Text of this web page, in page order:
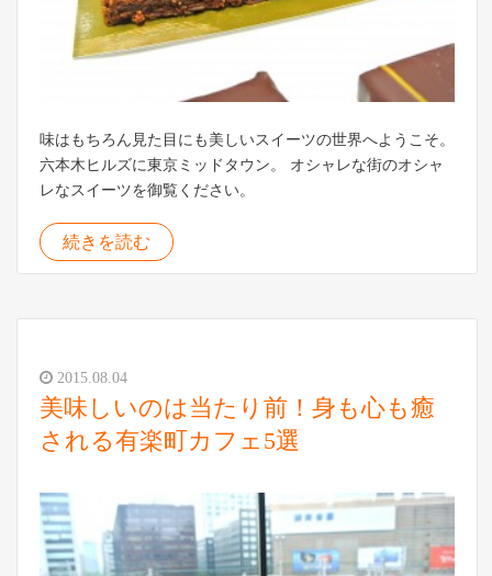
味はもちろん見た目にも美しいスイーツの世界へようこそ。
六本木ヒルズに東京ミッドタウン。 オシャレな街のオシャ
レなスイーツを御覧ください。
続きを読む
2015.08.04
美味しいのは当たり前！身も心も癒
される有楽町カフェ5選